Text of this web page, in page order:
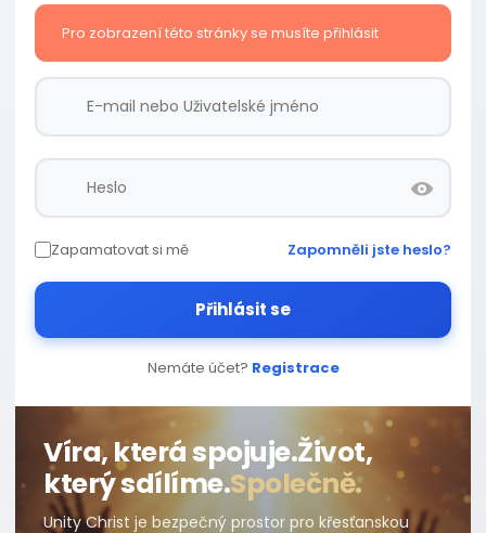
Pro zobrazení této stránky se musíte přihlásit
Zapamatovat si mě Zapomněli jste heslo?
Přihlásit se
Nemáte účet? Registrace
Víra, která spojuje.Život,
který sdílíme.Společně.
Unity Christ je bezpečný prostor pro křesťanskou